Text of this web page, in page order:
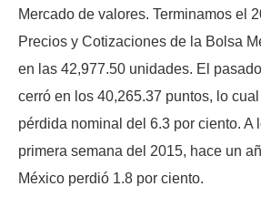
Mercado de valores. Terminamos el
Precios y Cotizaciones de la Bolsa
en las 42,977.50 unidades. El
cerró en los 40,265.37 puntos, lo
pérdida nominal del 6.3 por ciento. A
primera semana del 2015, hace un
México perdió 1.8 por ciento.